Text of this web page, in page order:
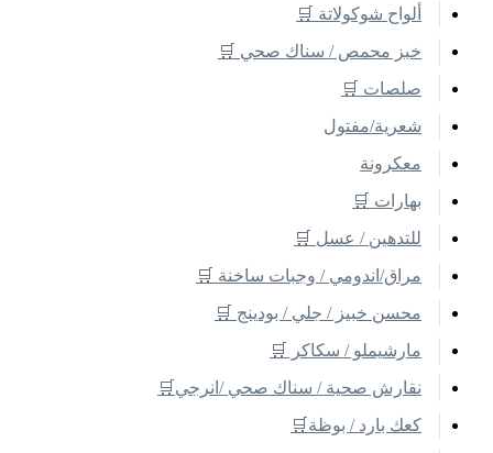
ألواح شوكولاتة 🛒
خبز محمص / سناك صحي 🛒
صلصات 🛒
شعرية/مفتول
معكرونة
بهارات 🛒
للتدهين / عسل 🛒
مراق/اندومي / وجبات ساخنة 🛒
محسن خبيز / جلي / بودينج 🛒
مارشيملو / سكاكر 🛒
نقارش صحية / سناك صحي /انرجي🛒
كعك بارد / بوظة🛒